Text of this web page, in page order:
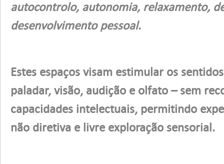
autocontrolo, autonomia, relaxamento,
desenvolvimento pessoal.
Estes espaços visam estimular os
paladar, visão, audição e olfato – sem
capacidades intelectuais, permitindo
não diretiva e livre exploração sensorial.